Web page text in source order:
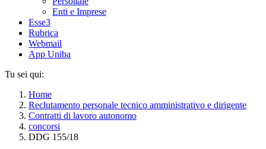
Enti e Imprese
Esse3
Rubrica
Webmail
App Uniba
Tu sei qui:
Home
Reclutamento personale tecnico amministrativo e dirigente
Contratti di lavoro autonomo
concorsi
DDG 155/18